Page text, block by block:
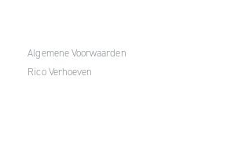
Algemene Voorwaarden
Rico Verhoeven